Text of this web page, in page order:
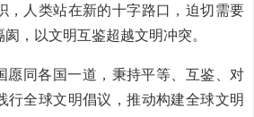
，人类站在新的十字路口，迫切需要
，以文明互鉴超越文明冲突。
愿同各国一道，秉持平等、互鉴、对
行全球文明倡议，推动构建全球文明